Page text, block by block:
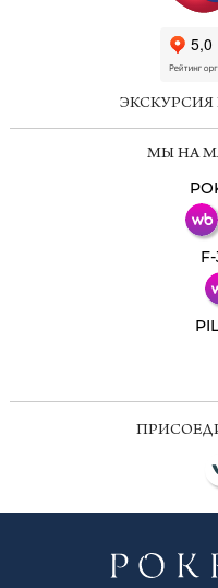
ЭКСКУРСИЯ
МЫ НА